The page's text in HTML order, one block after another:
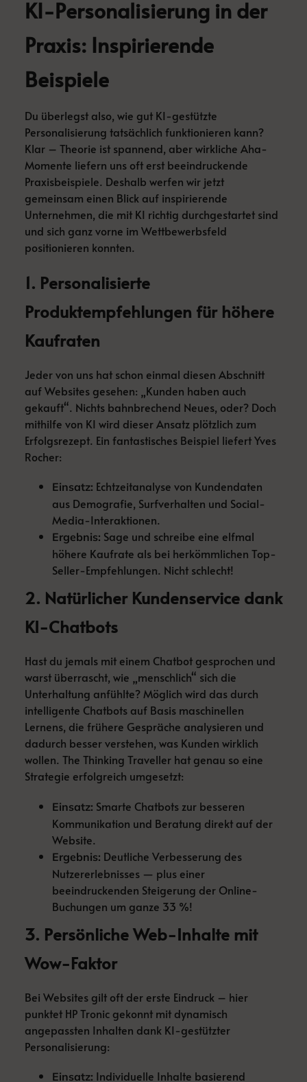
KI-Personalisierung in der
Praxis: Inspirierende
Beispiele
Du überlegst also, wie gut KI-gestützte
Personalisierung tatsächlich funktionieren kann?
Klar – Theorie ist spannend, aber wirkliche Aha-
Momente liefern uns oft erst beeindruckende
Praxisbeispiele. Deshalb werfen wir jetzt
gemeinsam einen Blick auf inspirierende
Unternehmen, die mit KI richtig durchgestartet sind
und sich ganz vorne im Wettbewerbsfeld
positionieren konnten.
1. Personalisierte
Produktempfehlungen für höhere
Kaufraten
Jeder von uns hat schon einmal diesen Abschnitt
auf Websites gesehen: „Kunden haben auch
gekauft“. Nichts bahnbrechend Neues, oder? Doch
mithilfe von KI wird dieser Ansatz plötzlich zum
Erfolgsrezept. Ein fantastisches Beispiel liefert Yves
Rocher:
Einsatz: Echtzeitanalyse von Kundendaten
aus Demografie, Surfverhalten und Social-
Media-Interaktionen.
Ergebnis: Sage und schreibe eine elfmal
höhere Kaufrate als bei herkömmlichen Top-
Seller-Empfehlungen. Nicht schlecht!
2. Natürlicher Kundenservice dank
KI-Chatbots
Hast du jemals mit einem Chatbot gesprochen und
warst überrascht, wie „menschlich“ sich die
Unterhaltung anfühlte? Möglich wird das durch
intelligente Chatbots auf Basis maschinellen
Lernens, die frühere Gespräche analysieren und
dadurch besser verstehen, was Kunden wirklich
wollen. The Thinking Traveller hat genau so eine
Strategie erfolgreich umgesetzt:
Einsatz: Smarte Chatbots zur besseren
Kommunikation und Beratung direkt auf der
Website.
Ergebnis: Deutliche Verbesserung des
Nutzererlebnisses — plus einer
beeindruckenden Steigerung der Online-
Buchungen um ganze 33 %!
3. Persönliche Web-Inhalte mit
Wow-Faktor
Bei Websites gilt oft der erste Eindruck – hier
punktet HP Tronic gekonnt mit dynamisch
angepassten Inhalten dank KI-gestützter
Personalisierung:
Einsatz: Individuelle Inhalte basierend